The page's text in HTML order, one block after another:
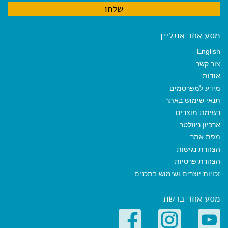
מסע אחר אונליין
English
צור קשר
אודות
מידע למפרסמים
תנאי שימוש באתר
רשימת מוצרים
ארכיון ניוזלטר
מפת אתר
הצהרת נגישות
הצהרת פרטיות
זכויות יוצרים ושימוש בתכנים
מסע אחר ברשת